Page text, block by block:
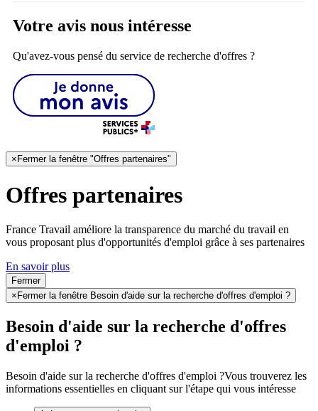
Votre avis nous intéresse
Qu'avez-vous pensé du service de recherche d'offres ?
× Fermer la fenêtre "Offres partenaires"
Offres partenaires
France Travail améliore la transparence du marché du travail en
vous proposant plus d'opportunités d'emploi grâce à ses partenaires
En savoir plus
Fermer
× Fermer la fenêtre Besoin d'aide sur la recherche d'offres d'emploi ?
Besoin d'aide sur la recherche d'offres
d'emploi ?
Besoin d'aide sur la recherche d'offres d'emploi ?Vous trouverez les
informations essentielles en cliquant sur l'étape qui vous intéresse